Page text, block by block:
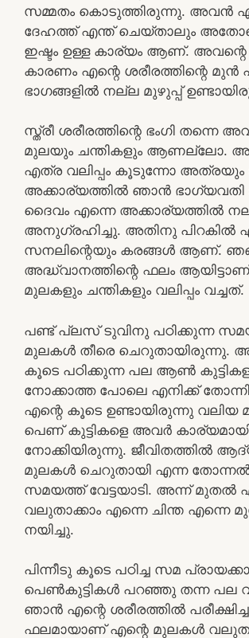
സമ്മതം കൊടുത്തിരുന്നു. അവന്‍
ദേഹത്ത് എന്ത് ചെയ്താലും
ഇഷ്ടം ഉള്ള കാര്യം ആണ്. അവന്റെ
കാരണം എന്റെ ശരീരത്തിന്റെ മുന്‍
ഭാഗങ്ങളില്‍ നല്ല മുഴുപ്പ്
സ്ത്രീ ശരീരത്തിന്റെ ഭംഗി തന്നെ
മുലയും ചന്തികളും ആണല്ലോ.
എത്ര വലിപ്പം കൂടുന്നോ
അക്കാര്യത്തില്‍ ഞാന്‍
ദൈവം എന്നെ അക്കാര്യത്തില്‍
അനുഗ്രഹിച്ചു. അതിനു പിറകില്‍
സനലിന്റെയും കരങ്ങള്‍ ആണ്.
അദ്ധ്വാനത്തിന്റെ ഫലം
മുലകളും ചന്തികളും വലിപ്പം വച്ചത്.
പണ്ട് പ്ലസ്‌ ടുവിനു പഠിക്കുന്ന
മുലകള്‍ തീരെ ചെറുതായിരുന്നു.
കൂടെ പഠിക്കുന്ന പല ആണ്‍
നോക്കാത്ത പോലെ എനിക്ക്
എന്റെ കൂടെ ഉണ്ടായിരുന്നു വലിയ
പെണ് കുട്ടികളെ അവര്‍
നോക്കിയിരുന്നു. ജീവിതത്തില്‍
മുലകള്‍ ചെറുതായി എന്ന
സമയത്ത് വേട്ടയാടി. അന്ന് മുതല്‍
വലുതാക്കാം എന്നെ ചിന്ത എന്നെ
നയിച്ചു.
പിന്നീടു കൂടെ പഠിച്ച സമ
പെണ്‍കുട്ടികള്‍ പറഞ്ഞു തന്ന പല
ഞാന്‍ എന്റെ ശരീരത്തില്‍
ഫലമായാണ് എന്റെ മുലകള്‍